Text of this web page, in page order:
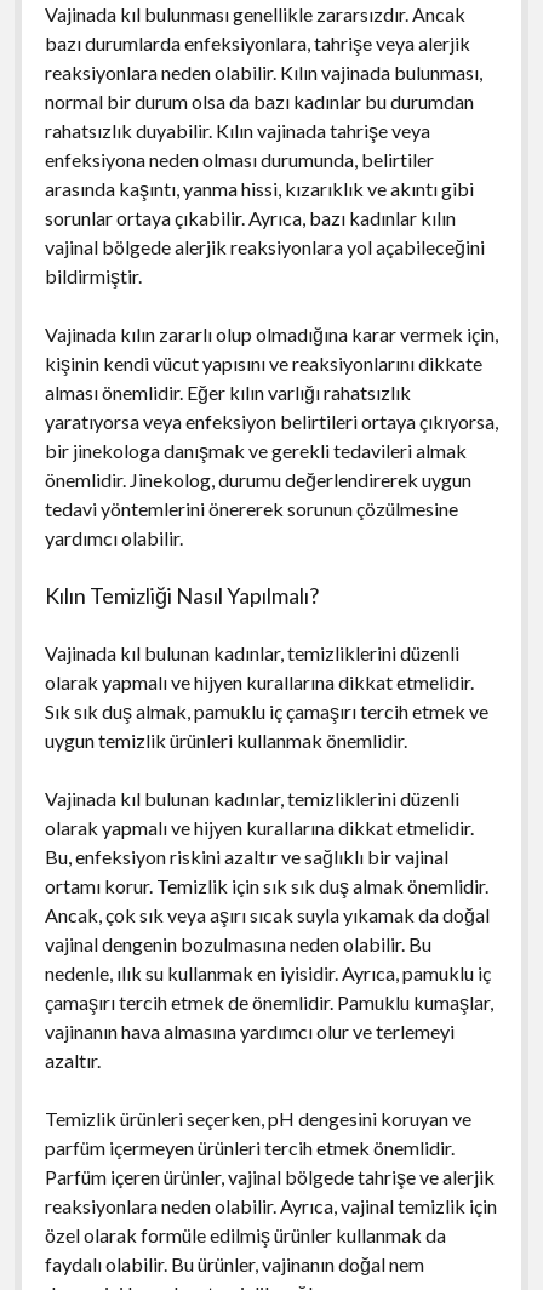
Vajinada kıl bulunması genellikle zararsızdır. Ancak
bazı durumlarda enfeksiyonlara, tahrişe veya alerjik
reaksiyonlara neden olabilir. Kılın vajinada bulunması,
normal bir durum olsa da bazı kadınlar bu durumdan
rahatsızlık duyabilir. Kılın vajinada tahrişe veya
enfeksiyona neden olması durumunda, belirtiler
arasında kaşıntı, yanma hissi, kızarıklık ve akıntı gibi
sorunlar ortaya çıkabilir. Ayrıca, bazı kadınlar kılın
vajinal bölgede alerjik reaksiyonlara yol açabileceğini
bildirmiştir.
Vajinada kılın zararlı olup olmadığına karar vermek için,
kişinin kendi vücut yapısını ve reaksiyonlarını dikkate
alması önemlidir. Eğer kılın varlığı rahatsızlık
yaratıyorsa veya enfeksiyon belirtileri ortaya çıkıyorsa,
bir jinekologa danışmak ve gerekli tedavileri almak
önemlidir. Jinekolog, durumu değerlendirerek uygun
tedavi yöntemlerini önererek sorunun çözülmesine
yardımcı olabilir.
Kılın Temizliği Nasıl Yapılmalı?
Vajinada kıl bulunan kadınlar, temizliklerini düzenli
olarak yapmalı ve hijyen kurallarına dikkat etmelidir.
Sık sık duş almak, pamuklu iç çamaşırı tercih etmek ve
uygun temizlik ürünleri kullanmak önemlidir.
Vajinada kıl bulunan kadınlar, temizliklerini düzenli
olarak yapmalı ve hijyen kurallarına dikkat etmelidir.
Bu, enfeksiyon riskini azaltır ve sağlıklı bir vajinal
ortamı korur. Temizlik için sık sık duş almak önemlidir.
Ancak, çok sık veya aşırı sıcak suyla yıkamak da doğal
vajinal dengenin bozulmasına neden olabilir. Bu
nedenle, ılık su kullanmak en iyisidir. Ayrıca, pamuklu iç
çamaşırı tercih etmek de önemlidir. Pamuklu kumaşlar,
vajinanın hava almasına yardımcı olur ve terlemeyi
azaltır.
Temizlik ürünleri seçerken, pH dengesini koruyan ve
parfüm içermeyen ürünleri tercih etmek önemlidir.
Parfüm içeren ürünler, vajinal bölgede tahrişe ve alerjik
reaksiyonlara neden olabilir. Ayrıca, vajinal temizlik için
özel olarak formüle edilmiş ürünler kullanmak da
faydalı olabilir. Bu ürünler, vajinanın doğal nem